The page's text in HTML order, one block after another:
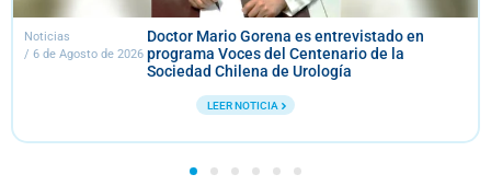
Gorena es entrevistado en
del Centenario de la
Noticias
/ 24 de Julio de 2026
Trabajos